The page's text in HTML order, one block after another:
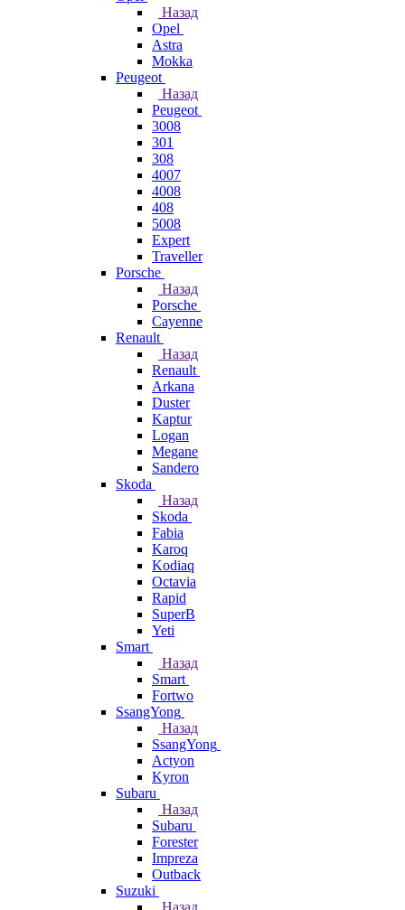
Назад
Opel
Astra
Mokka
Peugeot
Назад
Peugeot
3008
301
308
4007
4008
408
5008
Expert
Traveller
Porsche
Назад
Porsche
Cayenne
Renault
Назад
Renault
Arkana
Duster
Kaptur
Logan
Megane
Sandero
Skoda
Назад
Skoda
Fabia
Karoq
Kodiaq
Octavia
Rapid
SuperB
Yeti
Smart
Назад
Smart
Fortwo
SsangYong
Назад
SsangYong
Actyon
Kyron
Subaru
Назад
Subaru
Forester
Impreza
Outback
Suzuki
Назад